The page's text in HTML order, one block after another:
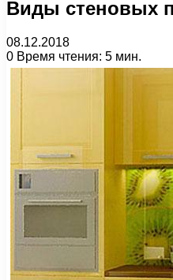
Виды стеновых
08.12.2018
0 Время чтения: 5 мин.